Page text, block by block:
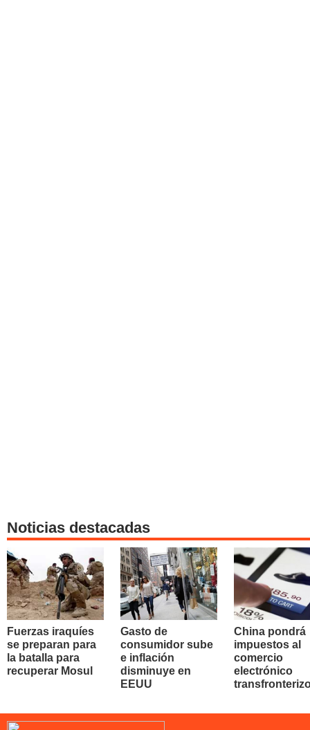
Noticias destacadas
Fuerzas iraquíes
se preparan para
la batalla para
recuperar Mosul
Gasto de
consumidor sube
e inflación
disminuye en
EEUU
China pondrá
impuestos al
comercio
electrónico